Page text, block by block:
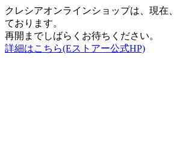
クレシアオンラインショップは、現在
ております。
再開までしばらくお待ちください。
詳細はこちら(Eストアー公式HP)